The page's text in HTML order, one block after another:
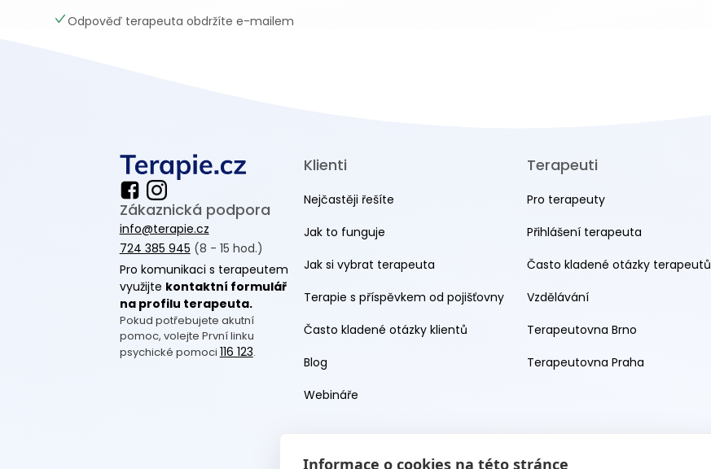
Informace o cookies na této stránce
Odpověď terapeuta obdržíte e-mailem
Zákaznická podpora
info@terapie.cz
724 385 945 (8 - 15 hod.)
Pro komunikaci s terapeutem
využijte kontaktní formulář
na profilu terapeuta.
Pokud potřebujete akutní
pomoc, volejte První linku
psychické pomoci 116 123.
Klienti
Nejčastěji řešíte
Jak to funguje
Jak si vybrat terapeuta
Terapie s příspěvkem od pojišťovny
Často kladené otázky klientů
Blog
Webináře
Terapeuti
Pro terapeuty
Přihlášení terapeuta
Často kladené otázky terapeutů
Vzdělávání
Terapeutovna Brno
Terapeutovna Praha